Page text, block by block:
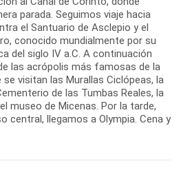
parada. Seguimos viaje hacia
el Santuario de Asclepio y el
conocido mundialmente por su
del siglo IV a.C. A continuación
las acrópolis más famosas de la
visitan las Murallas Ciclópeas, la
de las Tumbas Reales, la
museo de Micenas. Por la tarde,
central, llegamos a Olympia. Cena y